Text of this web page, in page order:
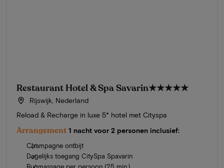
Restaurant Hotel & Spa Savarin★★★★★
Rijswijk, Nederland
Reload & Recharge in luxe 5* hotel met Cityspa
Arrangement 1 nacht voor 2 personen inclusief:
Champagne ontbijt
Dagelijks toegang CitySpa Spavarin